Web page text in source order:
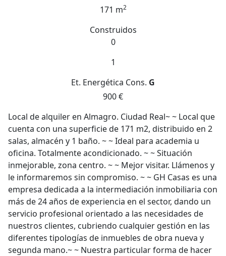
171 m2
Construidos
0
1
Et. Energética Cons. G
900 €
Local de alquiler en Almagro. Ciudad Real~ ~ Local que
cuenta con una superficie de 171 m2, distribuido en 2
salas, almacén y 1 baño. ~ ~ Ideal para academia u
oficina. Totalmente acondicionado. ~ ~ Situación
inmejorable, zona centro. ~ ~ Mejor visitar. Llámenos y
le informaremos sin compromiso. ~ ~ GH Casas es una
empresa dedicada a la intermediación inmobiliaria con
más de 24 años de experiencia en el sector, dando un
servicio profesional orientado a las necesidades de
nuestros clientes, cubriendo cualquier gestión en las
diferentes tipologías de inmuebles de obra nueva y
segunda mano.~ ~ Nuestra particular forma de hacer